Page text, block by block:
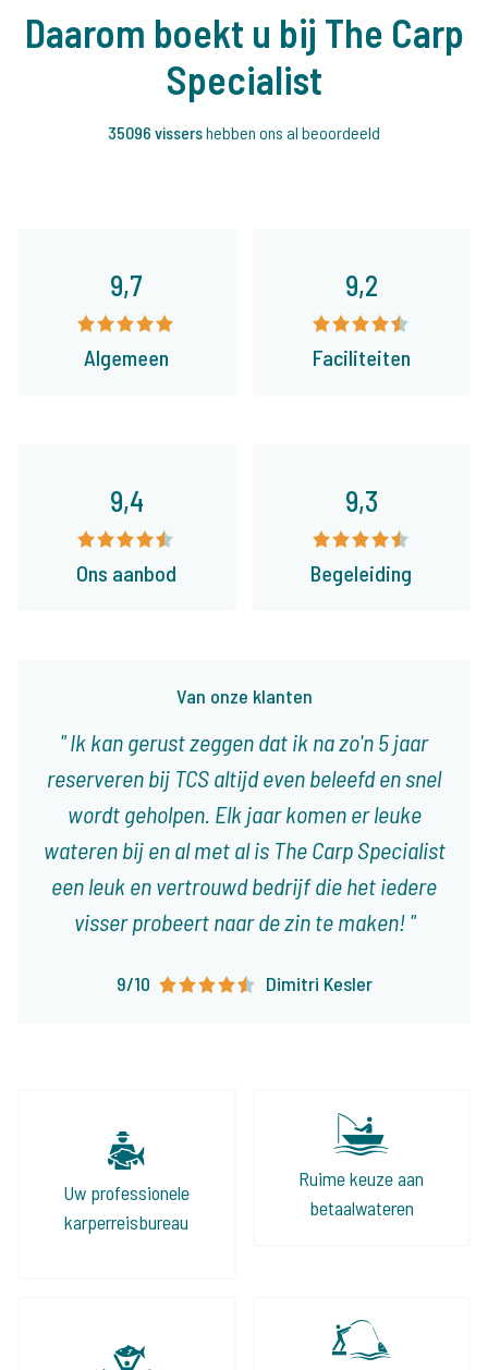
Daarom boekt u bij The Carp
Specialist
35096 vissershebben ons al beoordeeld
9,7
Algemeen
9,2
Faciliteiten
Van onze klanten
Ik kan gerust zeggen dat ik na zo'n 5 jaar
reserveren bij TCS altijd even beleefd en snel
wordt geholpen. Elk jaar komen er leuke
wateren bij en al met al is The Carp Specialist
een leuk en vertrouwd bedrijf die het iedere
visser probeert naar de zin te maken!
9/10 Dimitri Kesler
9,4
Ons aanbod
9,3
Begeleiding
Uw professionele
karperreisbureau
Ruime keuze aan
betaalwateren